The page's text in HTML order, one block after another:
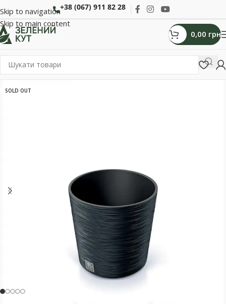
Skip to navigation
Skip to main content
+38 (067) 911 82 28
0,00 грн
SOLD OUT